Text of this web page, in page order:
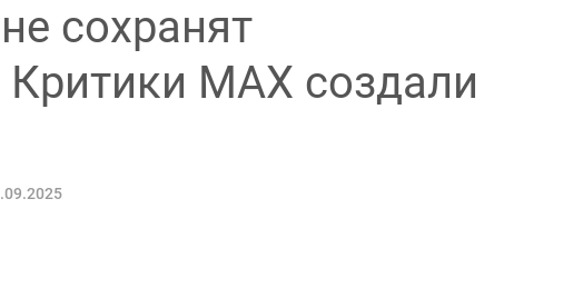
сохранят
Критики MAX создали